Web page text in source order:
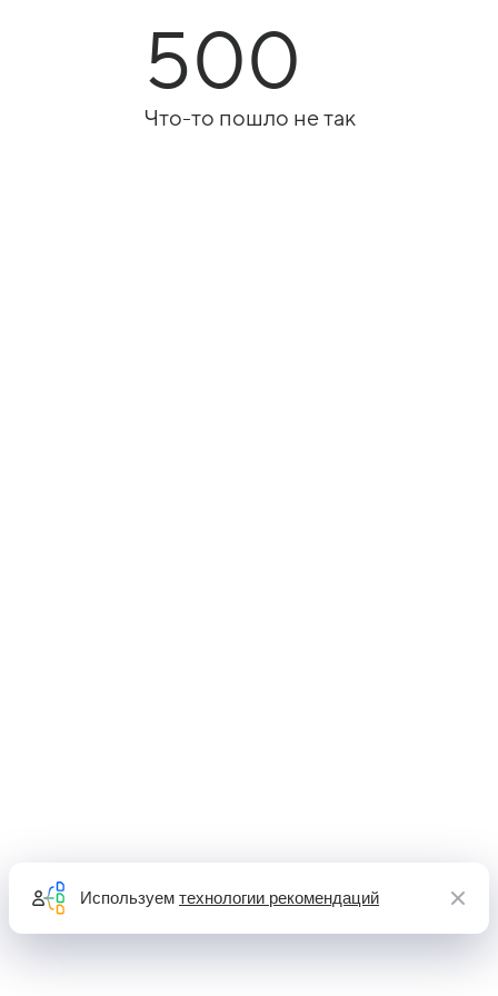
500
Что-то пошло не так
Используем технологии рекомендаций